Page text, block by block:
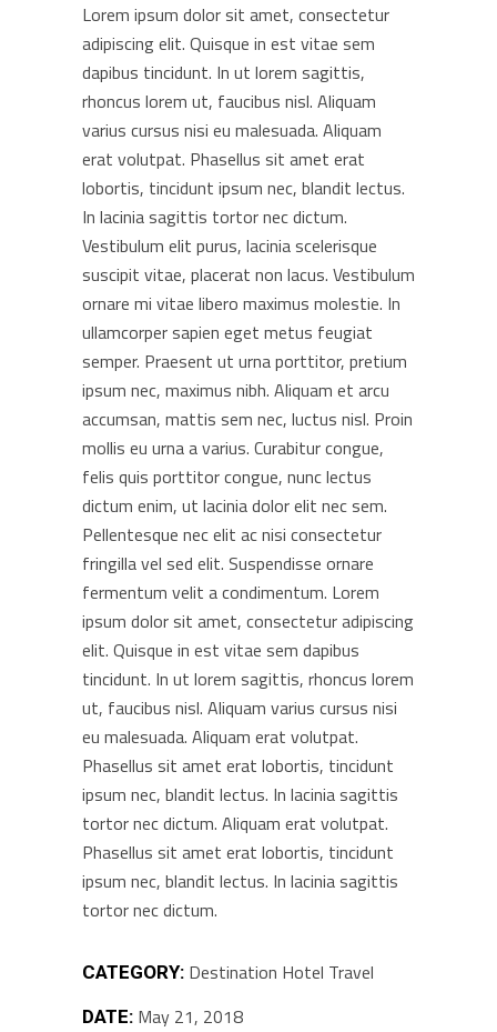
Lorem ipsum dolor sit amet, consectetur
adipiscing elit. Quisque in est vitae sem
dapibus tincidunt. In ut lorem sagittis,
rhoncus lorem ut, faucibus nisl. Aliquam
varius cursus nisi eu malesuada. Aliquam
erat volutpat. Phasellus sit amet erat
lobortis, tincidunt ipsum nec, blandit lectus.
In lacinia sagittis tortor nec dictum.
Vestibulum elit purus, lacinia scelerisque
suscipit vitae, placerat non lacus. Vestibulum
ornare mi vitae libero maximus molestie. In
ullamcorper sapien eget metus feugiat
semper. Praesent ut urna porttitor, pretium
ipsum nec, maximus nibh. Aliquam et arcu
accumsan, mattis sem nec, luctus nisl. Proin
mollis eu urna a varius. Curabitur congue,
felis quis porttitor congue, nunc lectus
dictum enim, ut lacinia dolor elit nec sem.
Pellentesque nec elit ac nisi consectetur
fringilla vel sed elit. Suspendisse ornare
fermentum velit a condimentum. Lorem
ipsum dolor sit amet, consectetur adipiscing
elit. Quisque in est vitae sem dapibus
tincidunt. In ut lorem sagittis, rhoncus lorem
ut, faucibus nisl. Aliquam varius cursus nisi
eu malesuada. Aliquam erat volutpat.
Phasellus sit amet erat lobortis, tincidunt
ipsum nec, blandit lectus. In lacinia sagittis
tortor nec dictum. Aliquam erat volutpat.
Phasellus sit amet erat lobortis, tincidunt
ipsum nec, blandit lectus. In lacinia sagittis
tortor nec dictum.
CATEGORY: Destination Hotel Travel
DATE: May 21, 2018